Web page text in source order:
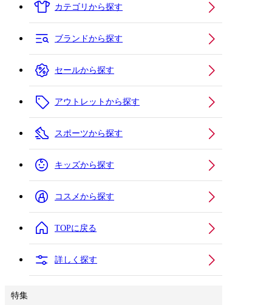
カテゴリから探す
ブランドから探す
セールから探す
アウトレットから探す
スポーツから探す
キッズから探す
コスメから探す
TOPに戻る
詳しく探す
特集